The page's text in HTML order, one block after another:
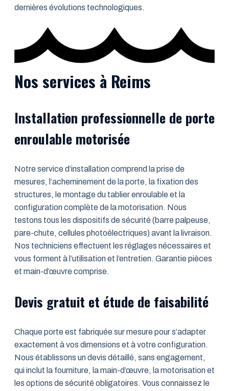
dernières évolutions technologiques.
Nos services à Reims
Installation professionnelle de porte
enroulable motorisée
Notre service d’installation comprend la prise de
mesures, l’acheminement de la porte, la fixation des
structures, le montage du tablier enroulable et la
configuration complète de la motorisation. Nous
testons tous les dispositifs de sécurité (barre palpeuse,
pare-chute, cellules photoélectriques) avant la livraison.
Nos techniciens effectuent les réglages nécessaires et
vous forment à l’utilisation et l’entretien. Garantie pièces
et main-d’œuvre comprise.
Devis gratuit et étude de faisabilité
Chaque porte est fabriquée sur mesure pour s’adapter
exactement à vos dimensions et à votre configuration.
Nous établissons un devis détaillé, sans engagement,
qui inclut la fourniture, la main-d’œuvre, la motorisation et
les options de sécurité obligatoires. Vous connaissez le